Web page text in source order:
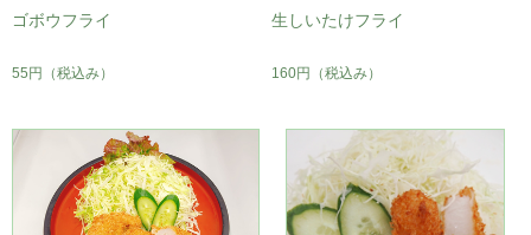
ゴボウフライ
55円 （税込み）
生しいたけフライ
160円 （税込み）